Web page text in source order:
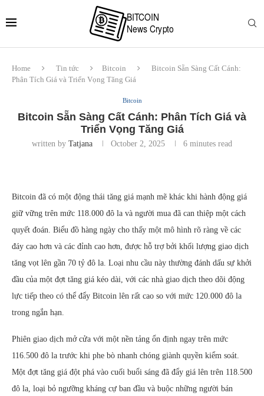
Home Tin tức Bitcoin
Bitcoin Sẵn Sàng Cất Cánh:
Phân Tích Giá và Triển Vọng Tăng Giá
Bitcoin
Bitcoin Sẵn Sàng Cất Cánh: Phân Tích Giá và
Triển Vọng Tăng Giá
written by Tatjana October 2, 2025 6 minutes read
Bitcoin đã có một động thái tăng giá mạnh mẽ khác khi hành động giá
giữ vững trên mức 118.000 đô la và người mua đã can thiệp một cách
quyết đoán. Biểu đồ hàng ngày cho thấy một mô hình rõ ràng về các
đáy cao hơn và các đỉnh cao hơn, được hỗ trợ bởi khối lượng giao dịch
tăng vọt lên gần 70 tỷ đô la. Loại nhu cầu này thường đánh dấu sự khởi
đầu của một đợt tăng giá kéo dài, với các nhà giao dịch theo dõi động
lực tiếp theo có thể đẩy Bitcoin lên rất cao so với mức 120.000 đô la
trong ngắn hạn.
Phiên giao dịch mở cửa với một nền tảng ổn định ngay trên mức
116.500 đô la trước khi phe bò nhanh chóng giành quyền kiểm soát.
Một đợt tăng giá đột phá vào cuối buổi sáng đã đẩy giá lên trên 118.500
đô la, loại bỏ ngưỡng kháng cự ban đầu và buộc những người bán